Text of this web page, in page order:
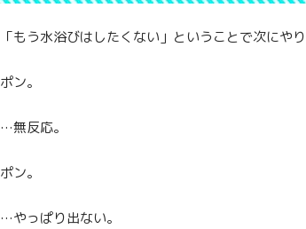
「もう水浴びはしたくない」ということで次にや
ポン。
…無反応。
ポン。
…やっぱり出ない。